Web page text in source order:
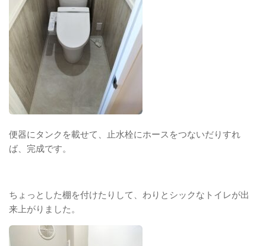
便器にタンクを載せて、止水栓にホースをつないだりすれ
ば、完成です。
ちょっとした棚を付けたりして、わりとシックなトイレが出
来上がりました。